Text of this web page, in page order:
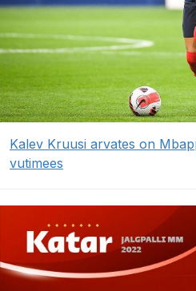
Kalev Kruusi arvates on
vutimees